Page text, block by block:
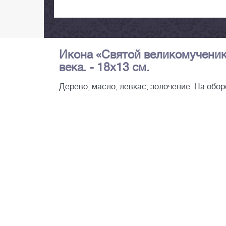
Икона «Святой
века. - 18х13 см.
Дерево, масло, левкас, золочение. На